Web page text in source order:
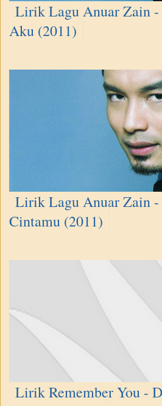
Lirik Lagu Anuar Zain -
Aku (2011)
Lirik Lagu Anuar Zain
Cintamu (2011)
Lirik Remember You -